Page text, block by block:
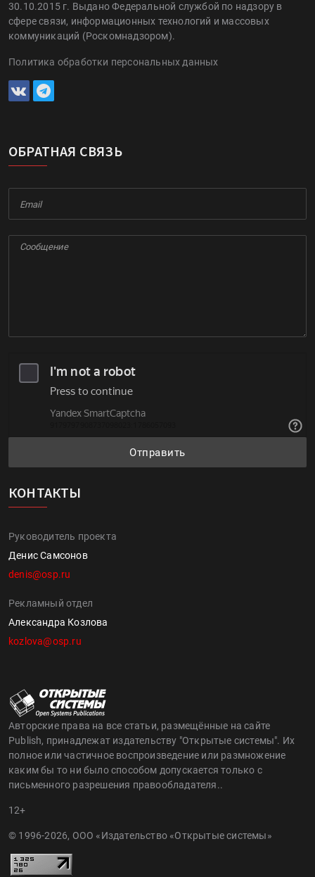
30.10.2015 г. Выдано Федеральной службой по надзору в
сфере связи, информационных технологий и массовых
коммуникаций (Роскомнадзором).
Политика обработки персональных данных
ОБРАТНАЯ СВЯЗЬ
Отправить
КОНТАКТЫ
Руководитель проекта
Денис Самсонов
denis@osp.ru
Рекламный отдел
Александра Козлова
kozlova@osp.ru
Авторские права на все статьи, размещённые на сайте
Publish, принадлежат издательству "Открытые системы". Их
полное или частичное воспроизведение или размножение
каким бы то ни было способом допускается только с
письменного разрешения правообладателя..
12+
© 1996-2026, ООО «Издательство «Открытые системы»